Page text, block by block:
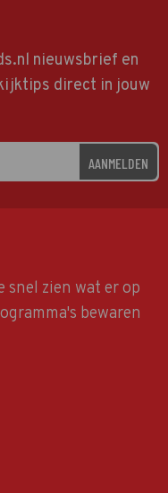
nieuwsbrief en
direct in jouw
AANMELDEN
snel zien wat er op
bewaren